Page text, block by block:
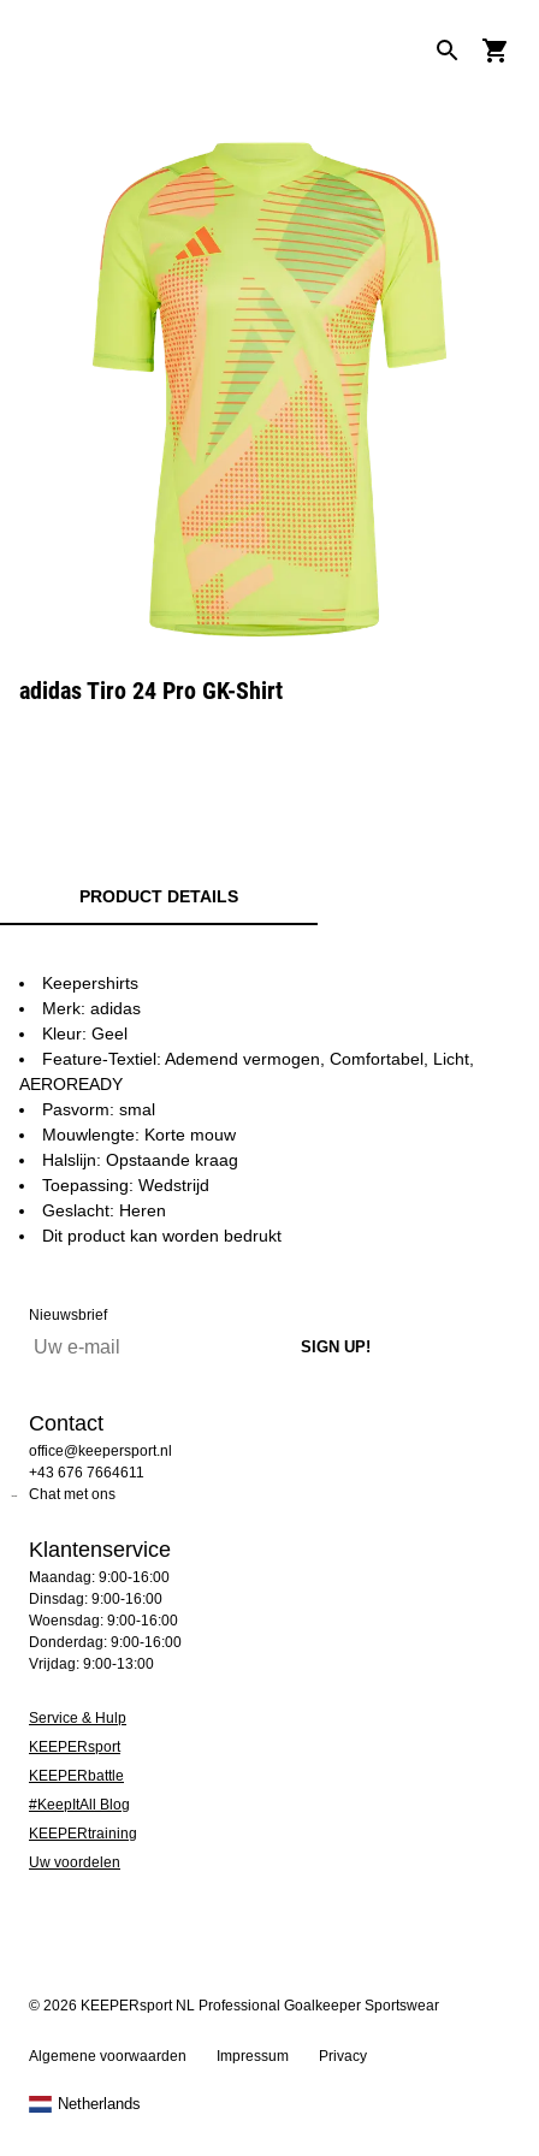
adidas Tiro 24 Pro GK-Shirt
PRODUCT DETAILS
Keepershirts
Merk: adidas
Kleur: Geel
Feature-Textiel: Ademend vermogen, Comfortabel, Licht,
AEROREADY
Pasvorm: smal
Mouwlengte: Korte mouw
Halslijn: Opstaande kraag
Toepassing: Wedstrijd
Geslacht: Heren
Dit product kan worden bedrukt
Nieuwsbrief
Contact
office@keepersport.nl
+43 676 7664611
Chat met ons
Klantenservice
Maandag: 9:00-16:00
Dinsdag: 9:00-16:00
Woensdag: 9:00-16:00
Donderdag: 9:00-16:00
Vrijdag: 9:00-13:00
Service & Hulp
KEEPERsport
KEEPERbattle
#KeepItAll Blog
KEEPERtraining
Uw voordelen
© 2026 KEEPERsport NL Professional Goalkeeper Sportswear
Algemene voorwaarden Impressum Privacy
Netherlands